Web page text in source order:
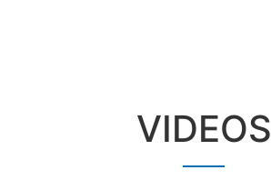
VIDEOS